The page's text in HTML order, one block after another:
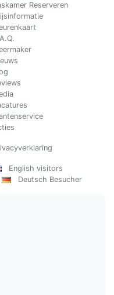
Reserveren
English visitors
Deutsch Besucher